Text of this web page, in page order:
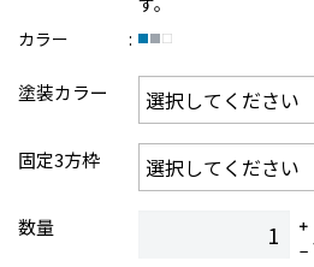
カラー
塗装カラー
固定3方枠
数量